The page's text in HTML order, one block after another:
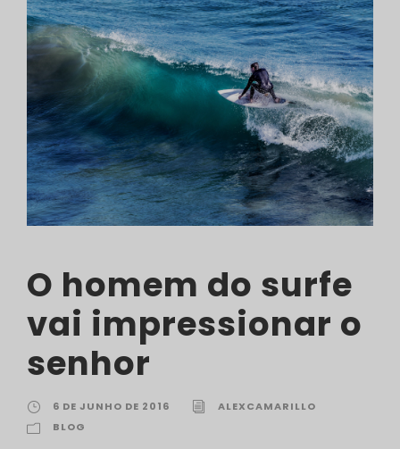
O homem do surfe
vai impressionar o
senhor
6 DE JUNHO DE 2016
ALEXCAMARILLO
BLOG